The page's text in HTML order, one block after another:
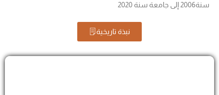
سنة2006 إلى جامعة سنة 2020
نبذة تاريخية